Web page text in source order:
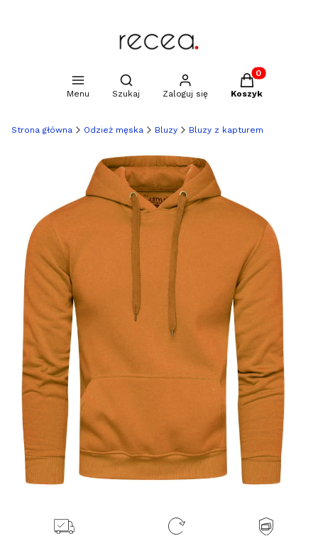
Menu
Otwórz wyszukiwarkę
Szukaj Zaloguj się
Produkty w
Koszyk
Strona główna Odzież męska Bluzy Bluzy z kapturem